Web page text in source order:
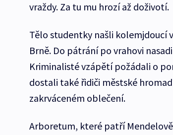
vraždy. Za tu mu hrozí až doživotí.
Tělo studentky našli kolemjdoucí
Brně. Do pátrání po vrahovi
Kriminalisté vzápětí požádali o
dostali také řidiči městské
zakrváceném oblečení.
Arboretum, které patří